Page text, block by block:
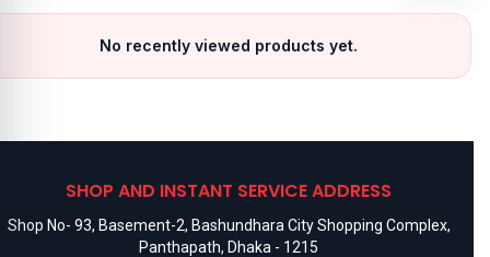
No recently viewed products yet.
SHOP AND INSTANT SERVICE ADDRESS
Shop No- 93, Basement-2, Bashundhara City Shopping Complex,
Panthapath, Dhaka - 1215